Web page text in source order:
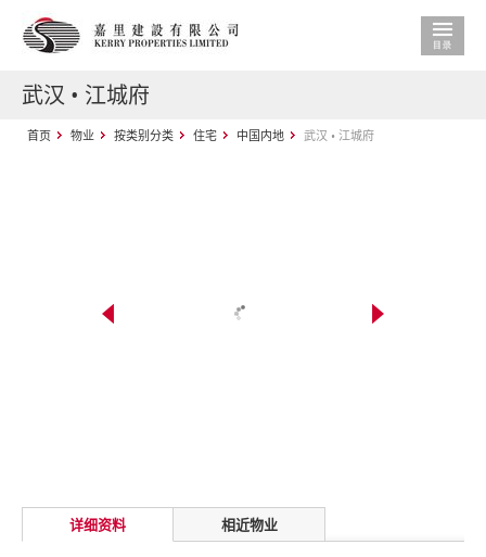
武汉 • 江城府
首页 物业 按类别分类 住宅 中国内地 武汉 • 江城府
详细资料 相近物业